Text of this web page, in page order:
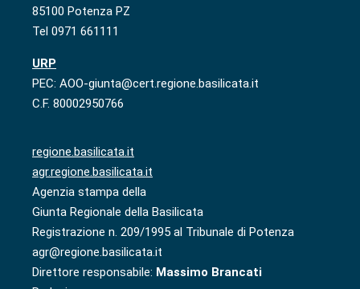
85100 Potenza PZ
Tel 0971 661111
URP
PEC: AOO-giunta@cert.regione.basilicata.it
C.F. 80002950766
regione.basilicata.it
agr.regione.basilicata.it
Agenzia stampa della
Giunta Regionale della Basilicata
Registrazione n. 209/1995 al Tribunale di Potenza
agr@regione.basilicata.it
Direttore responsabile: Massimo Brancati